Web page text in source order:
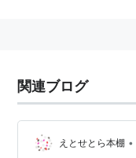
関連ブログ
えとせとら本棚 •